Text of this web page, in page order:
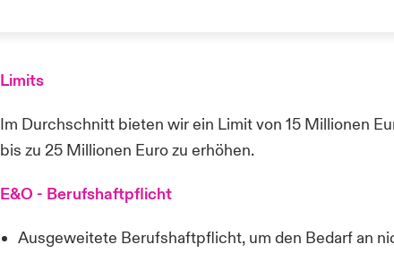
Limits
Im Durchschnitt bieten wirein Limitvon 15 Millionen
bis zu 25 Millionen Euro zu erhöhen.
E&O - Berufshaftpflicht
Ausgeweitete Berufshaftpflicht, um den Bedarf an